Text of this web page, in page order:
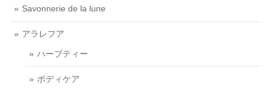
Savonnerie de la lune
アラレフア
ハーブティー
ボディケア